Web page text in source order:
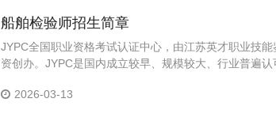
船舶检验师招生简章
JYPC全国职业资格考试认证中心，由江苏英才职业技
资创办。JYPC是国内成立较早、规模较大、行业普遍
2026-03-13